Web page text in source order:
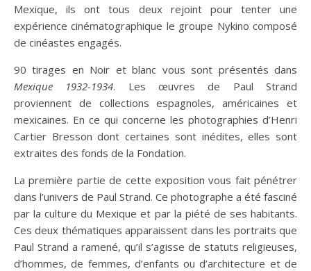
Mexique, ils ont tous deux rejoint pour tenter une
expérience cinématographique le groupe Nykino composé
de cinéastes engagés.
90 tirages en Noir et blanc vous sont présentés dans
Mexique 1932-1934. Les œuvres de Paul Strand
proviennent de collections espagnoles, américaines et
mexicaines. En ce qui concerne les photographies d’Henri
Cartier Bresson dont certaines sont inédites, elles sont
extraites des fonds de la Fondation.
La première partie de cette exposition vous fait pénétrer
dans l’univers de Paul Strand. Ce photographe a été fasciné
par la culture du Mexique et par la piété de ses habitants.
Ces deux thématiques apparaissent dans les portraits que
Paul Strand a ramené, qu’il s’agisse de statuts religieuses,
d’hommes, de femmes, d’enfants ou d’architecture et de